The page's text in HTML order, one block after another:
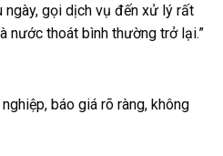
ngày, gọi dịch vụ đến xử lý rất
nước thoát bình thường trở lại.”
báo giá rõ ràng, không